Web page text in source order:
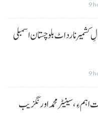
9
نا رد اٹ بلوچستان اسمبلی
9
ءِ،سینیٹر محمد اورنگزیب